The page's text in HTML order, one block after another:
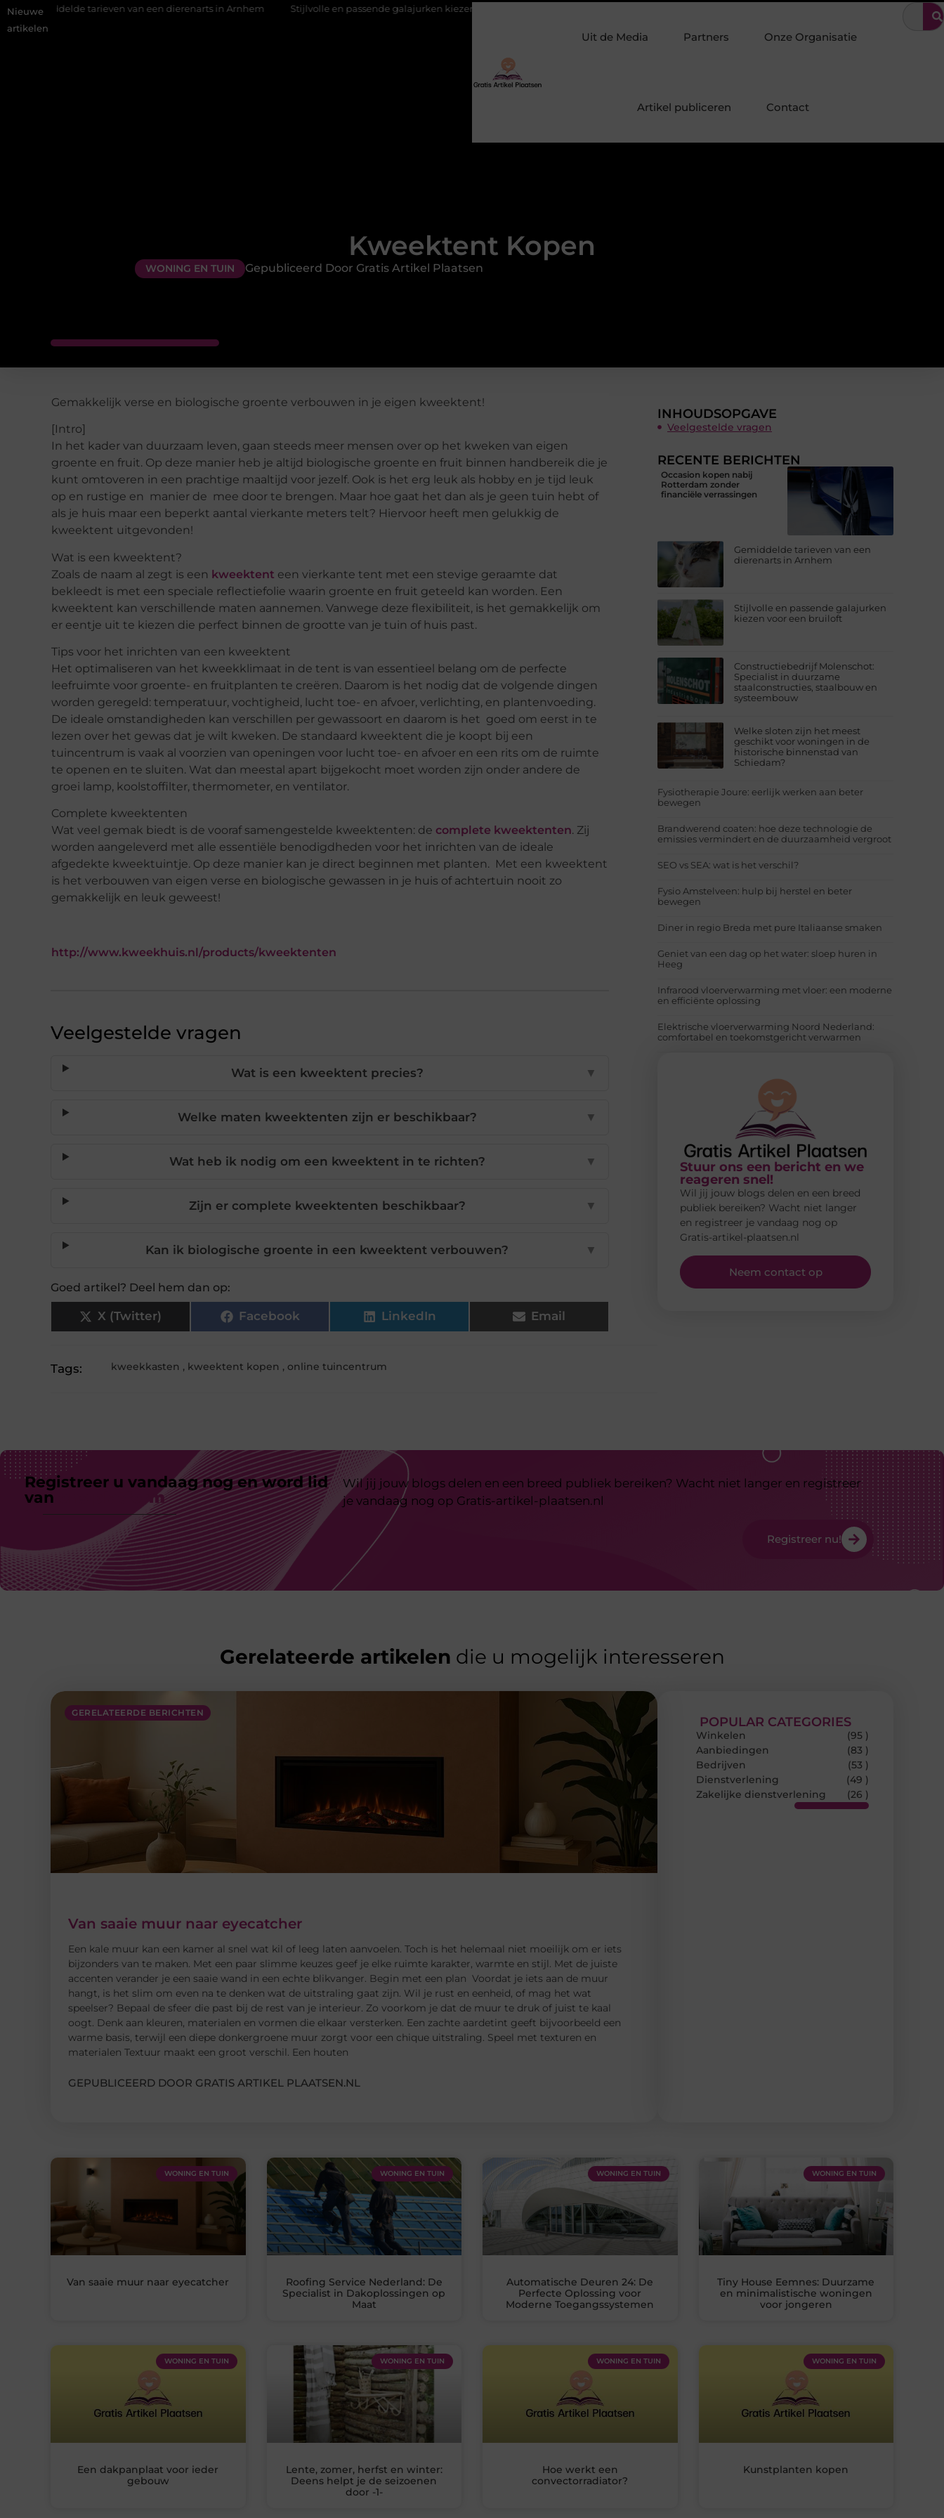
Nieuwe
artikelen
tarieven van een dierenarts in Arnhem Stijlvolle en passende galajurken kiezen voor een bruiloft Constructiebedrijf Molenschot: Specialist in duurzame staalconstructies, staalbouw en
Uit de Media Partners Onze Organisatie
Artikel publiceren Contact
Kweektent Kopen
WONING EN TUIN Gepubliceerd Door Gratis Artikel Plaatsen
Gemakkelijk verse en biologische groente verbouwen in je eigen kweektent!
[Intro]
In het kader van duurzaam leven, gaan steeds meer mensen over op het kweken van eigen
groente en fruit. Op deze manier heb je altijd biologische groente en fruit binnen handbereik die je
kunt omtoveren in een prachtige maaltijd voor jezelf. Ook is het erg leuk als hobby en je tijd leuk
op en rustige en manier de mee door te brengen. Maar hoe gaat het dan als je geen tuin hebt of
als je huis maar een beperkt aantal vierkante meters telt? Hiervoor heeft men gelukkig de
kweektent uitgevonden!
Wat is een kweektent?
Zoals de naam al zegt is een kweektent een vierkante tent met een stevige geraamte dat
bekleedt is met een speciale reflectiefolie waarin groente en fruit geteeld kan worden. Een
kweektent kan verschillende maten aannemen. Vanwege deze flexibiliteit, is het gemakkelijk om
er eentje uit te kiezen die perfect binnen de grootte van je tuin of huis past.
Tips voor het inrichten van een kweektent
Het optimaliseren van het kweekklimaat in de tent is van essentieel belang om de perfecte
leefruimte voor groente- en fruitplanten te creëren. Daarom is het nodig dat de volgende dingen
worden geregeld: temperatuur, vochtigheid, lucht toe- en afvoer, verlichting, en plantenvoeding.
De ideale omstandigheden kan verschillen per gewassoort en daarom is het goed om eerst in te
lezen over het gewas dat je wilt kweken. De standaard kweektent die je koopt bij een
tuincentrum is vaak al voorzien van openingen voor lucht toe- en afvoer en een rits om de ruimte
te openen en te sluiten. Wat dan meestal apart bijgekocht moet worden zijn onder andere de
groei lamp, koolstoffilter, thermometer, en ventilator.
Complete kweektenten
Wat veel gemak biedt is de vooraf samengestelde kweektenten: de complete kweektenten. Zij
worden aangeleverd met alle essentiële benodigdheden voor het inrichten van de ideale
afgedekte kweektuintje. Op deze manier kan je direct beginnen met planten. Met een kweektent
is het verbouwen van eigen verse en biologische gewassen in je huis of achtertuin nooit zo
gemakkelijk en leuk geweest!
http://www.kweekhuis.nl/products/kweektenten
Veelgestelde vragen
Wat is een kweektent precies? ▼
Welke maten kweektenten zijn er beschikbaar? ▼
Wat heb ik nodig om een kweektent in te richten? ▼
Zijn er complete kweektenten beschikbaar? ▼
Kan ik biologische groente in een kweektent verbouwen? ▼
Goed artikel? Deel hem dan op:
X (Twitter) Facebook LinkedIn Email
Tags: kweekkasten , kweektent kopen , online tuincentrum
INHOUDSOPGAVE
Veelgestelde vragen
RECENTE BERICHTEN
Occasion kopen nabij
Rotterdam zonder
financiële verrassingen
Gemiddelde tarieven van een
dierenarts in Arnhem
Stijlvolle en passende galajurken
kiezen voor een bruiloft
Constructiebedrijf Molenschot:
Specialist in duurzame
staalconstructies, staalbouw en
systeembouw
Welke sloten zijn het meest
geschikt voor woningen in de
historische binnenstad van
Schiedam?
Fysiotherapie Joure: eerlijk werken aan beter
bewegen
Brandwerend coaten: hoe deze technologie de
emissies vermindert en de duurzaamheid vergroot
SEO vs SEA: wat is het verschil?
Fysio Amstelveen: hulp bij herstel en beter
bewegen
Diner in regio Breda met pure Italiaanse smaken
Geniet van een dag op het water: sloep huren in
Heeg
Infrarood vloerverwarming met vloer: een moderne
en efficiënte oplossing
Elektrische vloerverwarming Noord Nederland:
comfortabel en toekomstgericht verwarmen
Stuur ons een bericht en we
reageren snel!
Wil jij jouw blogs delen en een breed
publiek bereiken? Wacht niet langer
en registreer je vandaag nog op
Gratis-artikel-plaatsen.nl
Neem contact op
Registreer u vandaag nog en word lid
van
ons platform
Wil jij jouw blogs delen en een breed publiek bereiken? Wacht niet langer en registreer
je vandaag nog op Gratis-artikel-plaatsen.nl
Registreer nu!
Gerelateerde artikelen die u mogelijk interesseren
GERELATEERDE BERICHTEN
Van saaie muur naar eyecatcher
Een kale muur kan een kamer al snel wat kil of leeg laten aanvoelen. Toch is het helemaal niet moeilijk om er iets
bijzonders van te maken. Met een paar slimme keuzes geef je elke ruimte karakter, warmte en stijl. Met de juiste
accenten verander je een saaie wand in een echte blikvanger. Begin met een plan Voordat je iets aan de muur
hangt, is het slim om even na te denken wat de uitstraling gaat zijn. Wil je rust en eenheid, of mag het wat
speelser? Bepaal de sfeer die past bij de rest van je interieur. Zo voorkom je dat de muur te druk of juist te kaal
oogt. Denk aan kleuren, materialen en vormen die elkaar versterken. Een zachte aardetint geeft bijvoorbeeld een
warme basis, terwijl een diepe donkergroene muur zorgt voor een chique uitstraling. Speel met texturen en
materialen Textuur maakt een groot verschil. Een houten
GEPUBLICEERD DOOR GRATIS ARTIKEL PLAATSEN.NL
POPULAR CATEGORIES
Winkelen
(95 )
Aanbiedingen
(83 )
Bedrijven
(53 )
Dienstverlening
(49 )
Zakelijke dienstverlening
(26 )
WONING EN TUIN
Van saaie muur naar eyecatcher
WONING EN TUIN
Roofing Service Nederland: De
Specialist in Dakoplossingen op
Maat
WONING EN TUIN
Automatische Deuren 24: De
Perfecte Oplossing voor
Moderne Toegangssystemen
WONING EN TUIN
Tiny House Eemnes: Duurzame
en minimalistische woningen
voor jongeren
WONING EN TUIN
Een dakpanplaat voor ieder
gebouw
WONING EN TUIN
Lente, zomer, herfst en winter:
Deens helpt je de seizoenen
door -1-
WONING EN TUIN
Hoe werkt een
convectorradiator?
WONING EN TUIN
Kunstplanten kopen